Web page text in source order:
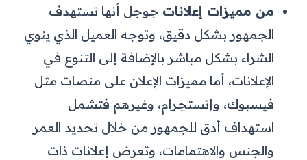
من مميزات إعلانات جوجل أنها تستهدف
الجمهور بشكل دقيق، وتوجه العميل الذي ينوي
الشراء بشكل مباشر بالإضافة إلى التنوع في
الإعلانات، أما مميزات الإعلان على منصات مثل
فيسبوك، وإنستجرام، وغيرهم فتشمل
استهداف أدق للجمهور من خلال تحديد العمر
والجنس والاهتمامات، وتعرض إعلانات ذات